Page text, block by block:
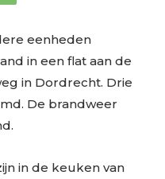
eenheden
in een flat aan de
in Dordrecht. Drie
De brandweer
in de keuken van